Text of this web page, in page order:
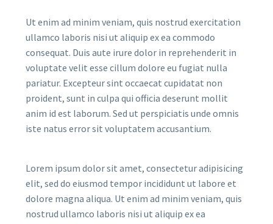
Ut enim ad minim veniam, quis nostrud exercitation
ullamco laboris nisi ut aliquip ex ea commodo
consequat. Duis aute irure dolor in reprehenderit in
voluptate velit esse cillum dolore eu fugiat nulla
pariatur. Excepteur sint occaecat cupidatat non
proident, sunt in culpa qui officia deserunt mollit
anim id est laborum. Sed ut perspiciatis unde omnis
iste natus error sit voluptatem accusantium.
Lorem ipsum dolor sit amet, consectetur adipisicing
elit, sed do eiusmod tempor incididunt ut labore et
dolore magna aliqua. Ut enim ad minim veniam, quis
nostrud ullamco laboris nisi ut aliquip ex ea